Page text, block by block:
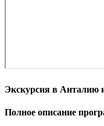
Экскурсия в Анталию
Полное описание